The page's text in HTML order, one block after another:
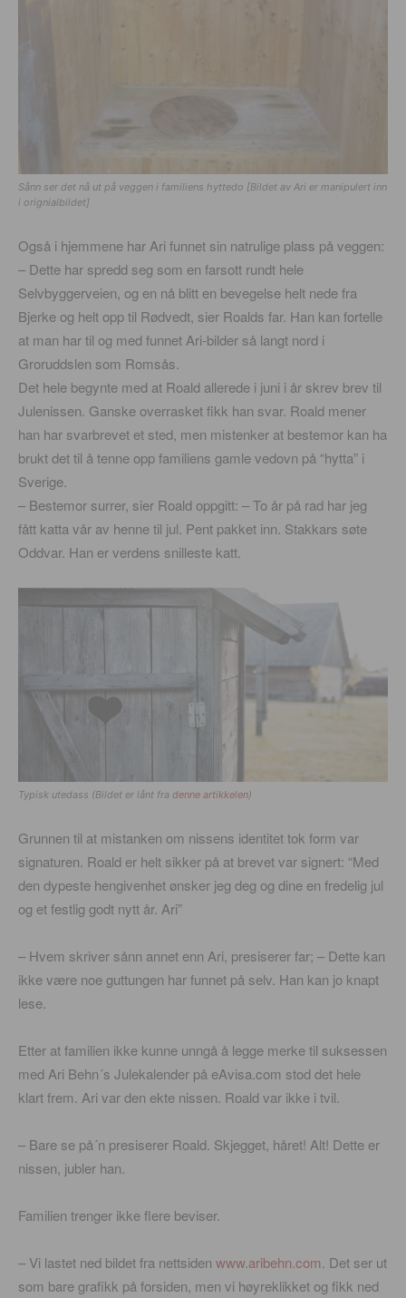
Sånn ser det nå ut på veggen i familiens hyttedo [Bildet av Ari er manipulert inn
i orignialbildet]
Også i hjemmene har Ari funnet sin natrulige plass på veggen:
– Dette har spredd seg som en farsott rundt hele
Selvbyggerveien, og en nå blitt en bevegelse helt nede fra
Bjerke og helt opp til Rødvedt, sier Roalds far. Han kan fortelle
at man har til og med funnet Ari-bilder så langt nord i
Groruddslen som Romsås.
Det hele begynte med at Roald allerede i juni i år skrev brev til
Julenissen. Ganske overrasket fikk han svar. Roald mener
han har svarbrevet et sted, men mistenker at bestemor kan ha
brukt det til å tenne opp familiens gamle vedovn på “hytta” i
Sverige.
– Bestemor surrer, sier Roald oppgitt: – To år på rad har jeg
fått katta vår av henne til jul. Pent pakket inn. Stakkars søte
Oddvar. Han er verdens snilleste katt.
Typisk utedass (Bildet er lånt fra denne artikkelen)
Grunnen til at mistanken om nissens identitet tok form var
signaturen. Roald er helt sikker på at brevet var signert: “Med
den dypeste hengivenhet ønsker jeg deg og dine en fredelig jul
og et festlig godt nytt år. Ari”
– Hvem skriver sånn annet enn Ari, presiserer far; – Dette kan
ikke være noe guttungen har funnet på selv. Han kan jo knapt
lese.
Etter at familien ikke kunne unngå å legge merke til suksessen
med Ari Behn´s Julekalender på eAvisa.com stod det hele
klart frem. Ari var den ekte nissen. Roald var ikke i tvil.
– Bare se på´n presiserer Roald. Skjegget, håret! Alt! Dette er
nissen, jubler han.
Familien trenger ikke flere beviser.
– Vi lastet ned bildet fra nettsiden www.aribehn.com. Det ser ut
som bare grafikk på forsiden, men vi høyreklikket og fikk ned